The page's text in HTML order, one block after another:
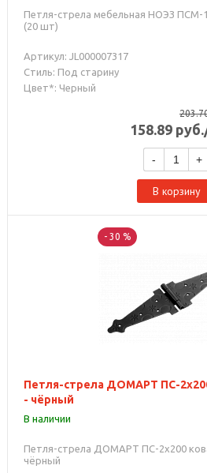
Петля-стрела мебельная НОЭЗ ПСМ-
(20 шт)
Артикул: JL000007317
Стиль: Под старину
Цвет*: Черный
158.89 руб.
- +
В корзину
- 30 %
Петля-стрела ДОМАРТ ПС-
- чёрный
В наличии
Петля-стрела ДОМАРТ ПС-2х200
чёрный